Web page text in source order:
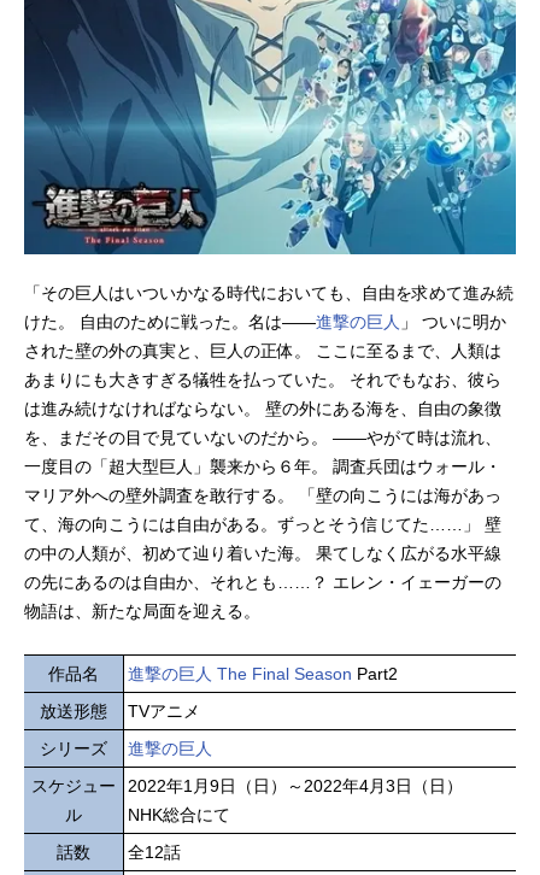
「その巨人はいついかなる時代においても、自由を求めて進み続
けた。 自由のために戦った。名は――進撃の巨人 」 ついに明か
された壁の外の真実と、巨人の正体。 ここに至るまで、人類は
あまりにも大きすぎる犠牲を払っていた。 それでもなお、彼ら
は進み続けなければならない。 壁の外にある海を、自由の象徴
を、まだその目で見ていないのだから。 ――やがて時は流れ、
一度目の「超大型巨人」襲来から６年。 調査兵団はウォール・
マリア外への壁外調査を敢行する。 「壁の向こうには海があっ
て、海の向こうには自由がある。ずっとそう信じてた……」 壁
の中の人類が、初めて辿り着いた海。 果てしなく広がる水平線
の先にあるのは自由か、それとも……？ エレン・イェーガーの
物語は、新たな局面を迎える。
作品名 進撃の巨人 The Final Season Part2
放送形態
TVアニメ
シリーズ
進撃の巨人
スケジュー
ル
2022年1月9日（日）～2022年4月3日（日）
NHK総合にて
話数
全12話